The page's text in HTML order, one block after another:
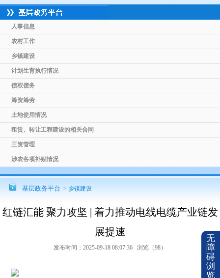
人事信息
农村工作
乡镇建设
计划生育执行情况
债权债务
筹资筹劳
土地使用情况
租赁、转让工程建设的相关合同
三资管理
涉农各项补贴情况
基层政务平台 > 乡镇建设
红链汇能 聚力攻坚 | 着力推动电线电缆产业链发
展提速
发布时间：2025-09-18 08:07:36 浏览（98）
无
障
碍
浏
览